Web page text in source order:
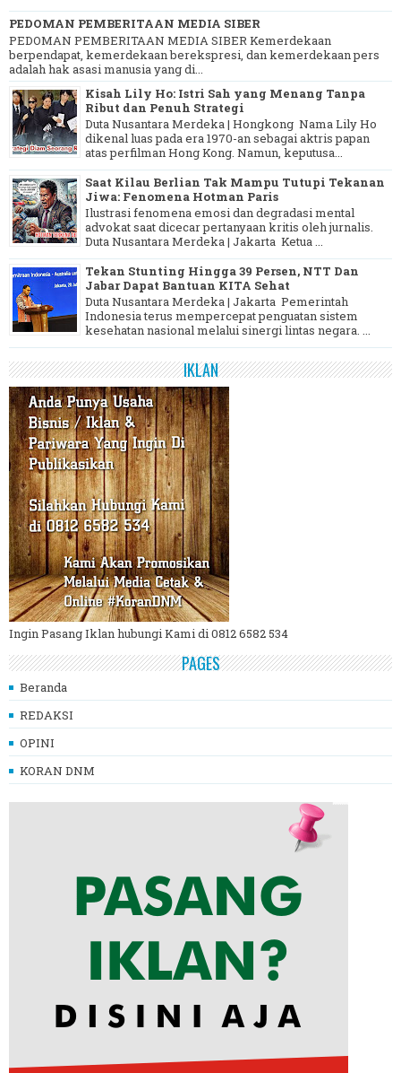
PEDOMAN PEMBERITAAN MEDIA SIBER
PEDOMAN PEMBERITAAN MEDIA SIBER Kemerdekaan
berpendapat, kemerdekaan berekspresi, dan kemerdekaan pers
adalah hak asasi manusia yang di...
Kisah Lily Ho: Istri Sah yang Menang Tanpa
Ribut dan Penuh Strategi
Duta Nusantara Merdeka | Hongkong Nama Lily Ho
dikenal luas pada era 1970-an sebagai aktris papan
atas perfilman Hong Kong. Namun, keputusa...
Saat Kilau Berlian Tak Mampu Tutupi Tekanan
Jiwa: Fenomena Hotman Paris
Ilustrasi fenomena emosi dan degradasi mental
advokat saat dicecar pertanyaan kritis oleh jurnalis.
Duta Nusantara Merdeka | Jakarta Ketua ...
Tekan Stunting Hingga 39 Persen, NTT Dan
Jabar Dapat Bantuan KITA Sehat
Duta Nusantara Merdeka | Jakarta Pemerintah
Indonesia terus mempercepat penguatan sistem
kesehatan nasional melalui sinergi lintas negara. ...
IKLAN
Ingin Pasang Iklan hubungi Kami di 0812 6582 534
PAGES
Beranda
REDAKSI
OPINI
KORAN DNM